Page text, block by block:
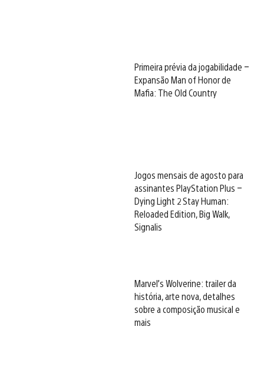
Primeira prévia da jogabilidade –
Expansão Man of Honor de
Mafia: The Old Country
Jogos mensais de agosto para
assinantes PlayStation Plus –
Dying Light 2 Stay Human:
Reloaded Edition, Big Walk,
Signalis
Marvel’s Wolverine: trailer da
história, arte nova, detalhes
sobre a composição musical e
mais